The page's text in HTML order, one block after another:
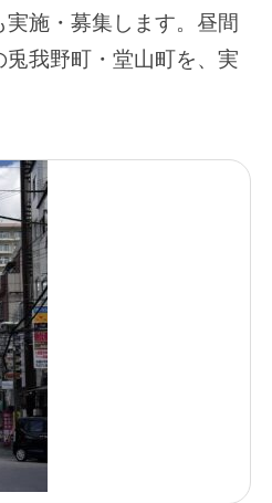
施・募集します。昼間
我野町・堂山町を、実